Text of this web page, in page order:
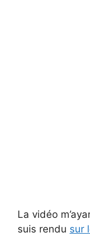
La vidéo
suis rendu sur